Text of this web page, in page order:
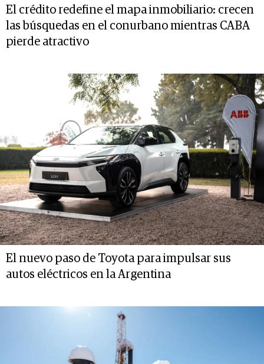
El crédito redefine el mapa inmobiliario: crecen
las búsquedas en el conurbano mientras CABA
pierde atractivo
El nuevo paso de Toyota para impulsar sus
autos eléctricos en la Argentina